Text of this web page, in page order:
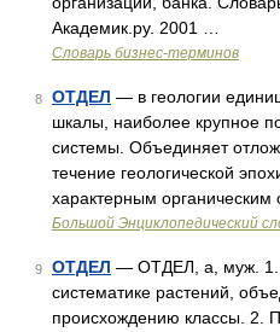
Академик.ру. 2001 …
Словарь бизнес-терминов
8 ОТДЕЛ — в геологии
шкалы, наиболее крупное
системы. Объединяет
течение геологической
характерным органическим
Большой Энциклопедический
9 ОТДЕЛ — ОТДЕЛ, а, муж. 1.
систематике растений,
происхождению классы. 2.